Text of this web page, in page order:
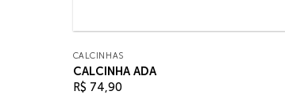
CALCINHAS
CALCINHA ADA
R$ 74,90